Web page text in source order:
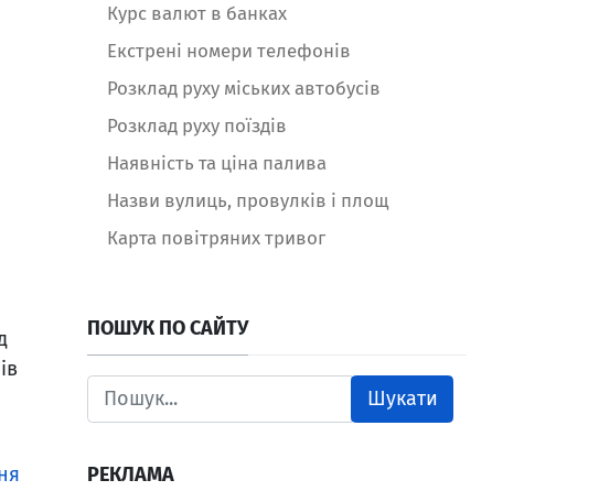
Курс валют в банках
Екстрені номери телефонів
Розклад руху міських автобусів
Розклад руху поїздів
Наявність та ціна палива
Назви вулиць, провулків і площ
Карта повітряних тривог
ПОШУК ПО САЙТУ
Шукати
РЕКЛАМА